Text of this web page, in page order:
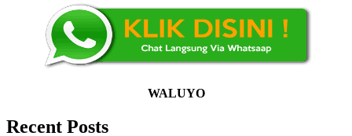
WALUYO
Recent Posts